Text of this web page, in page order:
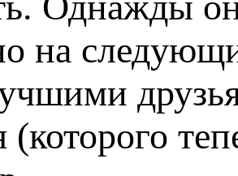
на
(которого